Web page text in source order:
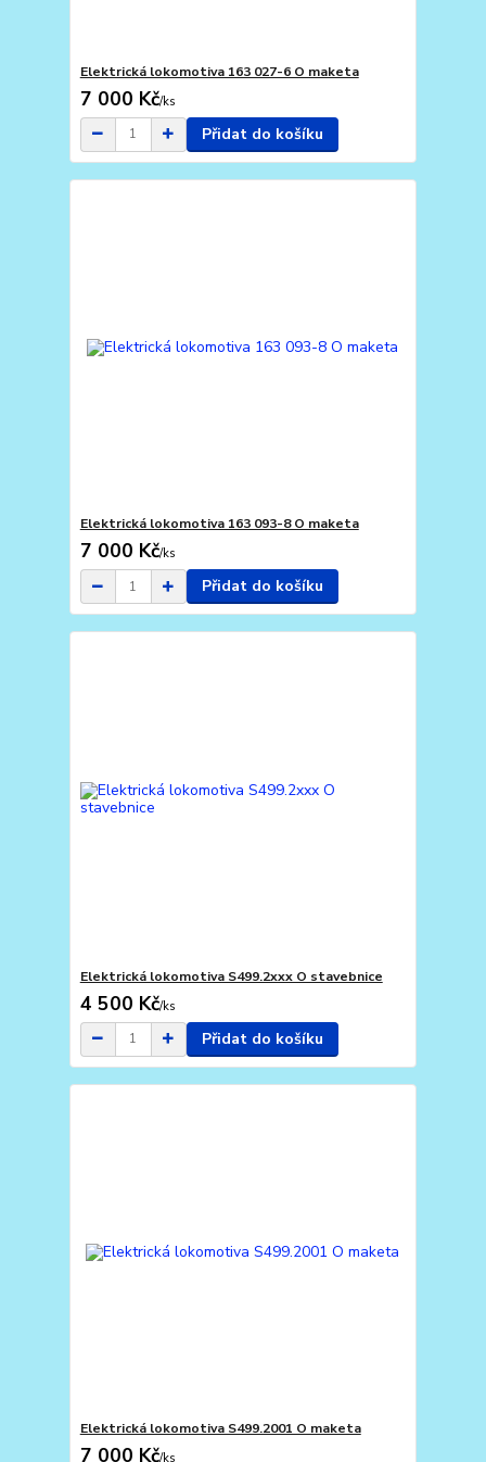
Elektrická lokomotiva 163 027-6 O maketa
7 000 Kč/ks
Přidat do košíku
Elektrická lokomotiva 163 093-8 O maketa
7 000 Kč/ks
Přidat do košíku
Elektrická lokomotiva S499.2xxx O stavebnice
4 500 Kč/ks
Přidat do košíku
Elektrická lokomotiva S499.2001 O maketa
7 000 Kč/ks